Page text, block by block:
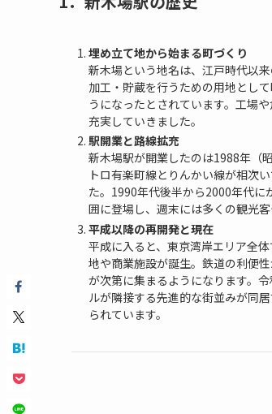
埋め立て地から始まる町づくり
新木場という地名は、江戸時代以
加工・貯蔵を行うための用地とし
うになったとされています。工場
充実していきました。
駅開業と路線拡充
新木場駅が開業したのは1988年（
トロ有楽町線とりんかい線が相次
た。1990年代後半から2000年代に
囲に登場し、週末には多くの観光
平成以降の再開発と現在
平成に入ると、東京湾岸エリア全
地や商業施設が誕生。鉄道の利便
が次第に集まるようになります。
ルが隣接する先進的な街並みが同
られています。